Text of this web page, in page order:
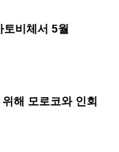
토비체서5월
해 모로코와 인회